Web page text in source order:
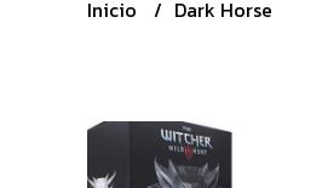
Inicio Dark Horse